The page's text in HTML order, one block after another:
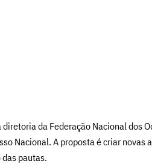
da Federação Nacional dos
Nacional. A proposta é criar novas
pautas.